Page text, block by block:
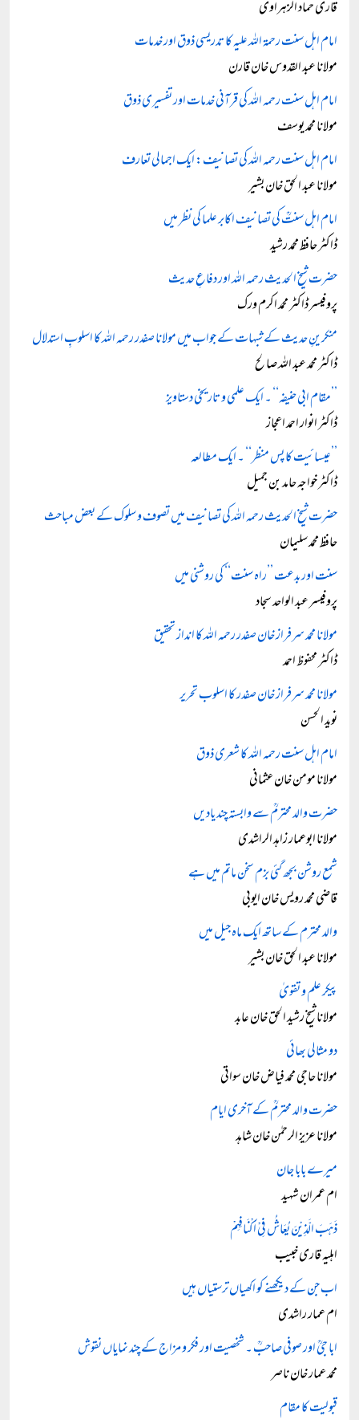
قاری حماد الزہراوی
امام اہل سنت رحمۃ اللہ علیہ کا تدریسی ذوق اور خدمات
مولانا عبد القدوس خان قارن
امام اہل سنت رحمہ اللہ کی قرآنی خدمات اور تفسیری ذوق
مولانا محمد یوسف
امام اہل سنت رحمہ اللہ کی تصانیف: ایک اجمالی تعارف
مولانا عبد الحق خان بشیر
امام اہل سنتؒ کی تصانیف اکابر علما کی نظر میں
ڈاکٹر حافظ محمد رشید
حضرت شیخ الحدیث رحمہ اللہ اور دفاعِ حدیث
پروفیسر ڈاکٹر محمد اکرم ورک
منکرینِ حدیث کے شبہات کے جواب میں مولانا صفدر رحمہ اللہ کا اسلوبِ استدلال
ڈاکٹر محمد عبد اللہ صالح
’’مقام ابی حنیفہ‘‘ ۔ ایک علمی و تاریخی دستاویز
ڈاکٹر انوار احمد اعجاز
’’عیسائیت کا پس منظر‘‘ ۔ ایک مطالعہ
ڈاکٹر خواجہ حامد بن جمیل
حضرت شیخ الحدیث رحمہ اللہ کی تصانیف میں تصوف و سلوک کے بعض مباحث
حافظ محمد سلیمان
سنت اور بدعت ’’راہ سنت‘‘ کی روشنی میں
پروفیسر عبد الواحد سجاد
مولانا محمد سرفراز خان صفدر رحمہ اللہ کا انداز تحقیق
ڈاکٹر محفوظ احمد
مولانا محمد سرفراز خان صفدر کا اسلوب تحریر
نوید الحسن
امام اہل سنت رحمہ اللہ کا شعری ذوق
مولانا مومن خان عثمانی
حضرت والد محترمؒ سے وابستہ چند یادیں
مولانا ابوعمار زاہد الراشدی
شمع روشن بجھ گئی بزم سخن ماتم میں ہے
قاضی محمد رویس خان ایوبی
والد محترم کے ساتھ ایک ماہ جیل میں
مولانا عبد الحق خان بشیر
پیکر علم و تقویٰ
مولانا شیخ رشید الحق خان عابد
دو مثالی بھائی
مولانا حاجی محمد فیاض خان سواتی
حضرت والد محترمؒ کے آخری ایام
مولانا عزیز الرحمٰن خان شاہد
میرے بابا جان
ام عمران شہید
ذَہَبَ الَّذِیْنَ یُعَاشُ فِیْ اَکْنَافِہِمْ
اہلیہ قاری خبیب
اب جن کے دیکھنے کو اکھیاں ترستیاں ہیں
ام عمار راشدی
ابا جیؒ اور صوفی صاحبؒ ۔ شخصیت اور فکر و مزاج کے چند نمایاں نقوش
محمد عمار خان ناصر
قبولیت کا مقام